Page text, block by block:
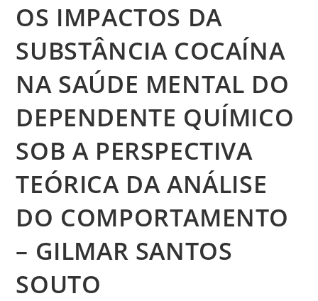
OS IMPACTOS DA
SUBSTÂNCIA COCAÍNA
NA SAÚDE MENTAL DO
DEPENDENTE QUÍMICO
SOB A PERSPECTIVA
TEÓRICA DA ANÁLISE
DO COMPORTAMENTO
– GILMAR SANTOS
SOUTO